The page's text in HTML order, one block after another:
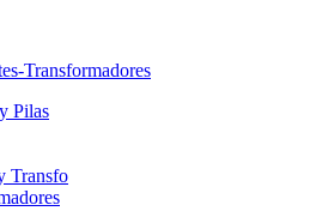
Transformadores
Pilas
Transfo